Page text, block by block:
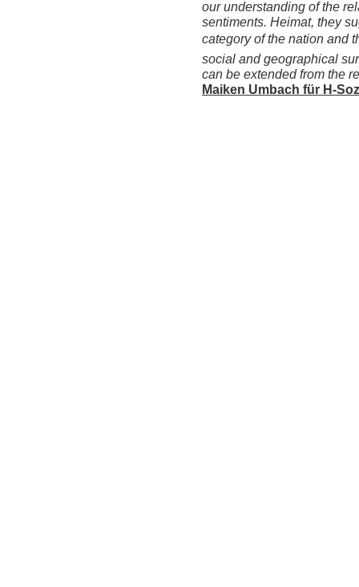
our understanding of the
sentiments. Heimat, they
category of the nation and
social and geographical
can be extended from the
Maiken Umbach für H-